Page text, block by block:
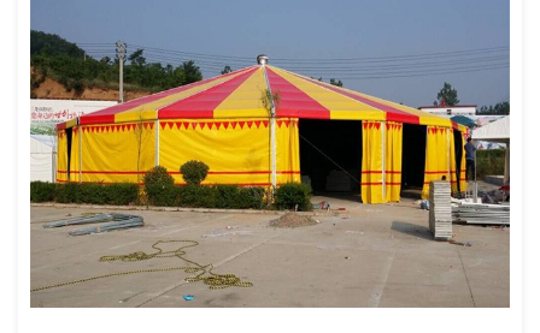
de vidrio o materiales ABS transparentes, lo que
ofrece flexibilidad tanto para la privacidad como
para la entrada de luz natural. El interior se
puede personalizar por completo para satisfacer
las necesidades religiosas y funcionales,
garantizando así comodidad y practicidad
durante la peregrinación.